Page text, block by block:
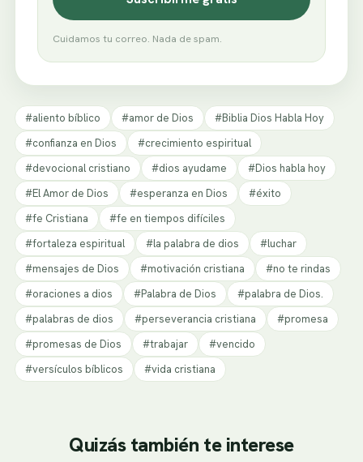
Cuidamos tu correo. Nada de spam.
#aliento bíblico #amor de Dios
#Biblia Dios Habla Hoy
#confianza en Dios
#crecimiento espiritual
#devocional cristiano
#dios ayudame
#Dios habla hoy
#El Amor de Dios
#esperanza en Dios
#éxito
#fe Cristiana
#fe en tiempos difíciles
#fortaleza espiritual
#la palabra de dios
#luchar
#mensajes de Dios
#motivación cristiana
#no te rindas
#oraciones a dios
#Palabra de Dios
#palabra de Dios.
#palabras de dios
#perseverancia cristiana
#promesa
#promesas de Dios
#trabajar
#vencido
#versículos bíblicos
#vida cristiana
Quizás también te interese